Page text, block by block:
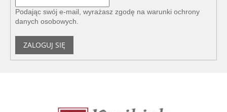
Podając swój e-mail, wyrażasz zgodę na warunki ochrony
danych osobowych
ZALOGUJ SIĘ